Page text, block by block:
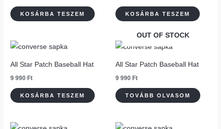
KOSÁRBA TESZEM KOSÁRBA TESZEM
All Star Patch Baseball Hat
9 990 Ft
KOSÁRBA TESZEM
OUT OF STOCK
All Star Patch Baseball Hat
9 990 Ft
TOVÁBB OLVASOM